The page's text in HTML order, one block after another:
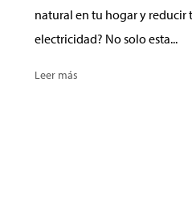
natural en tu hogar y reducir
electricidad? No solo esta...
Leer más